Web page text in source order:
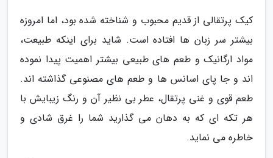
کیک پرتقالی از قدیم محبوب و شناخته شده بود، اما امروزه
بیشتر سر زبان ها افتاده است. شاید برای اینکه طبیعت،
مواد ارگانیک و طعم های طبیعی بیشتر اهمیت پیدا نموده
اند و جا پای اسانس ها و طعم های مصنوعی گذاشته اند.
طعم قوی و غنی پرتقال، عطر بی نظیر آن و رنگ زیبایش با
هر تکه ای که به دهان می گذارید شما را غرق شادی و
خاطره می نماید.